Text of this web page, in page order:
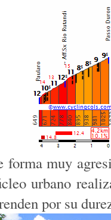
forma muy
urbano
por su